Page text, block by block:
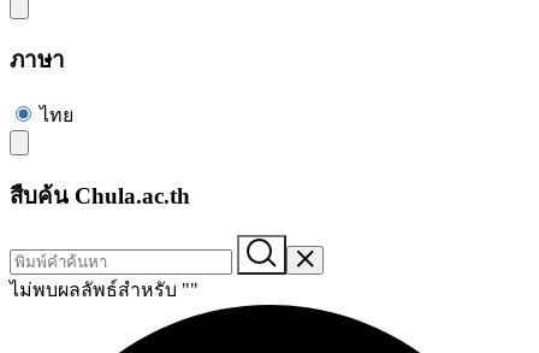
ภาษา
ไทย
สืบค้น Chula.ac.th
ไม่พบผลลัพธ์สำหรับ ""